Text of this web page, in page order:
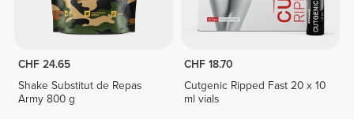
CHF 24.65
Shake Substitut de Repas
Army 800 g
CHF 18.70
Cutgenic Ripped Fast 20 x 10
ml vials